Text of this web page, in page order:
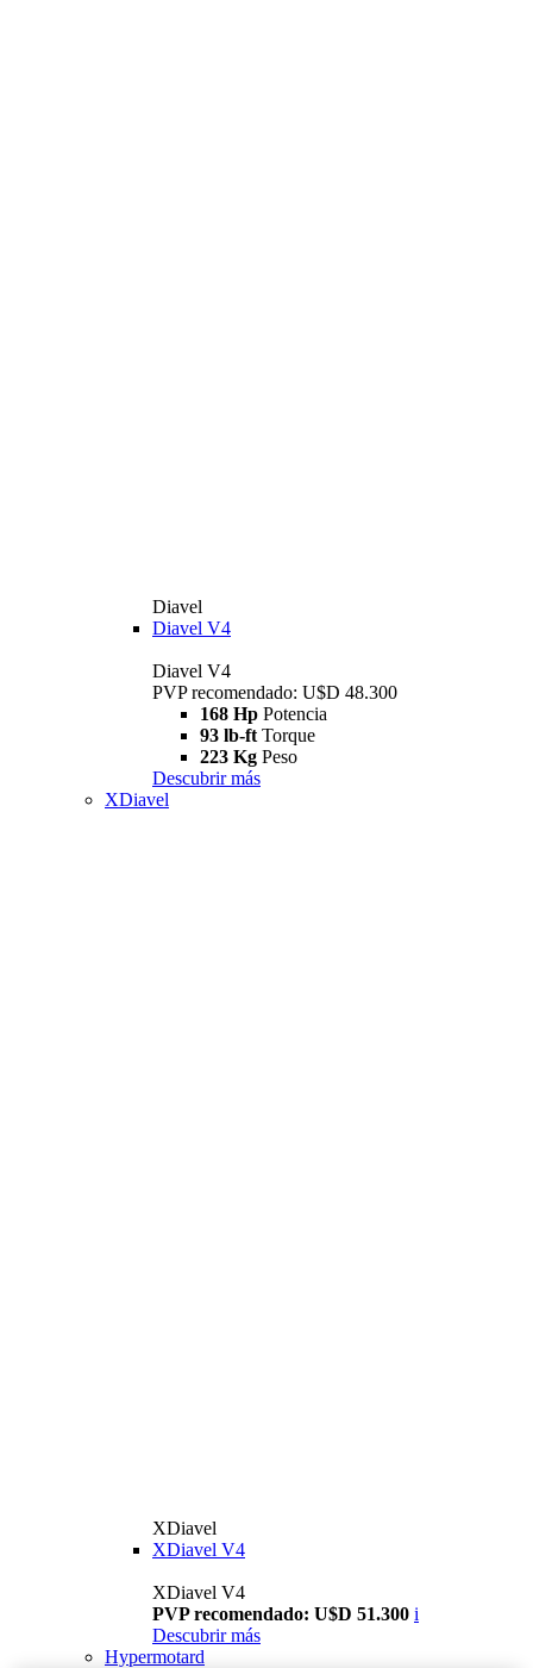
Diavel
Diavel V4
Diavel V4
PVP recomendado: U$D 48.300
168 Hp Potencia
93 lb-ft Torque
223 Kg Peso
Descubrir más
XDiavel
XDiavel
XDiavel V4
XDiavel V4
PVP recomendado: U$D 51.300 i
Descubrir más
Hypermotard